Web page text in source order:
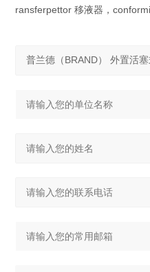
ransferpettor 移液器，